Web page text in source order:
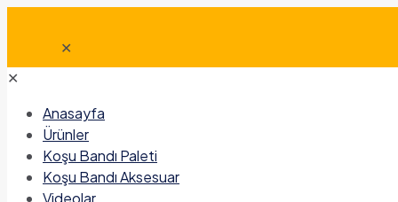
✕
✕
Anasayfa
Ürünler
Koşu Bandı Paleti
Koşu Bandı Aksesuar
Videolar